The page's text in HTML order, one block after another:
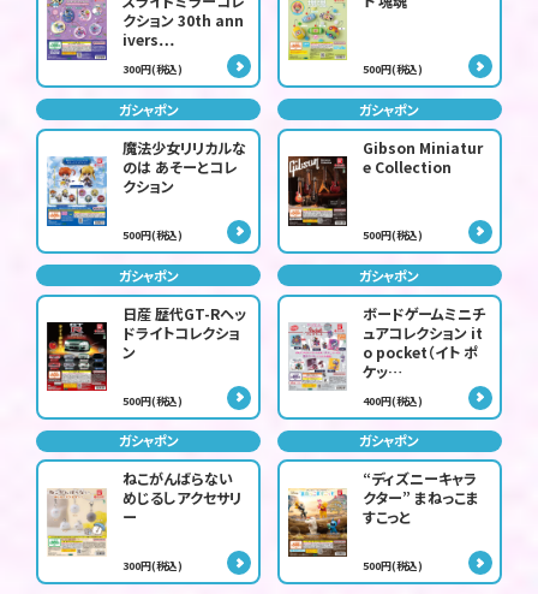
クション 30th ann
ivers…
300円(税込) 500円(税込)
ガシャポン
魔法少女リリカルな
のは あそーとコレ
クション
500円(税込)
ガシャポン
Gibson Miniatur
e Collection
500円(税込)
ガシャポン
日産 歴代GT-Rヘッ
ドライトコレクショ
ン
500円(税込)
ガシャポン
ボードゲームミニチ
ュアコレクション it
o pocket（イト ポ
ケッ…
400円(税込)
ガシャポン
ねこがんばらない
めじるしアクセサリ
ー
300円(税込)
ガシャポン
“ディズニーキャラ
クター” まねっこま
すこっと
500円(税込)